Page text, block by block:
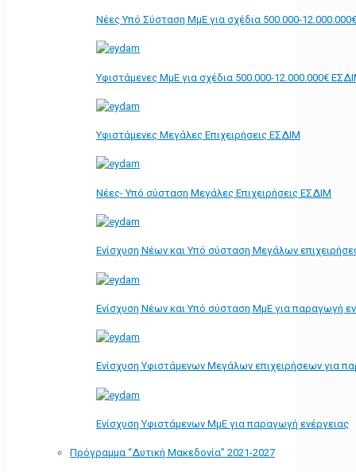
Νέες Υπό Σύσταση ΜμΕ για σχέδια 500.000-
Υφιστάμενες ΜμΕ για σχέδια 500.000-12.000.000€
Υφιστάμενες Μεγάλες Επιχειρήσεις ΕΣΔΙΜ
Νέες- Υπό σύσταση Μεγάλες Επιχειρήσεις ΕΣΔΙΜ
Ενίσχυση Νέων και Υπό σύσταση Μεγάλων
Ενίσχυση Νέων και Υπό σύσταση ΜμΕ για παραγωγή
Ενίσχυση Υφιστάμενων Μεγάλων επιχειρήσεων για
Ενίσχυση Υφιστάμενων ΜμΕ για παραγωγή ενέργειας
Πρόγραμμα “Δυτική Μακεδονία” 2021-2027